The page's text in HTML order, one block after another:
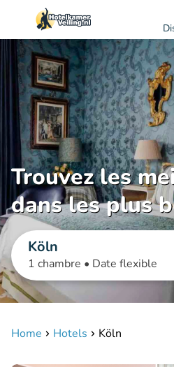
Trouvez les
dans les plus
Köln
1 chambre • Date flexible
Home Hotels Köln